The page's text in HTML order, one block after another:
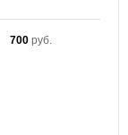
700 руб.